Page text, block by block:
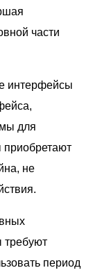
части
интерфейсы
для
приобретают
не
требуют
период